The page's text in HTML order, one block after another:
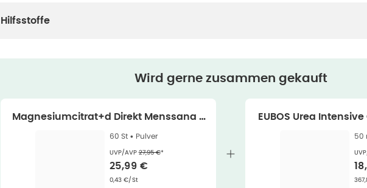
Hilfsstoffe
Wird gerne zusammen gekauft
Magnesiumcitrat+d Direkt Menssana P
ulver 60 St
60 St • Pulver
UVP/AVPEhemaliger Preis (U V P)
27,95 €*
Verkaufspreis
25,99 €
Grundpreis
0,43 €/St
EUBOS Urea
chtcreme
50